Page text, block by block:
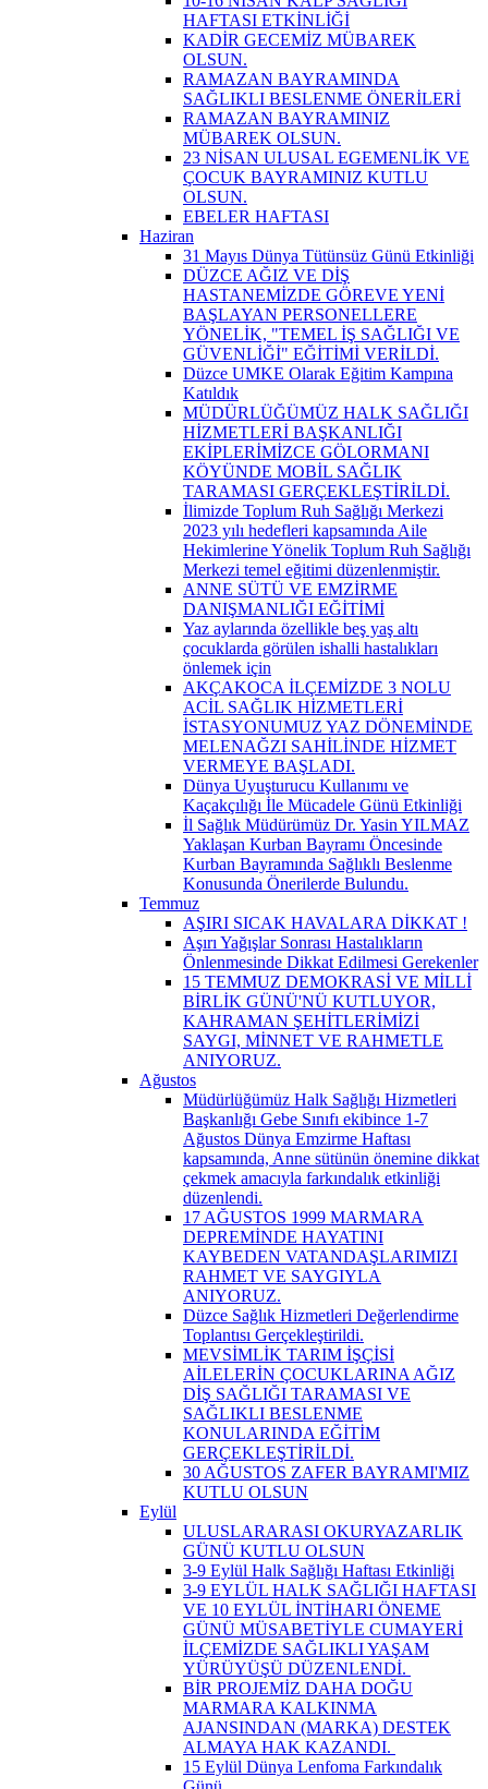
HAFTASI ETKİNLİĞİ
KADİR GECEMİZ MÜBAREK
OLSUN.
RAMAZAN BAYRAMINDA
SAĞLIKLI BESLENME ÖNERİLERİ
RAMAZAN BAYRAMINIZ
MÜBAREK OLSUN.
23 NİSAN ULUSAL EGEMENLİK VE
ÇOCUK BAYRAMINIZ KUTLU
OLSUN.
EBELER HAFTASI
Haziran
31 Mayıs Dünya Tütünsüz Günü Etkinliği
DÜZCE AĞIZ VE DİŞ
HASTANEMİZDE GÖREVE YENİ
BAŞLAYAN PERSONELLERE
YÖNELİK, "TEMEL İŞ SAĞLIĞI VE
GÜVENLİĞİ" EĞİTİMİ VERİLDİ.
Düzce UMKE Olarak Eğitim Kampına
Katıldık
MÜDÜRLÜĞÜMÜZ HALK SAĞLIĞI
HİZMETLERİ BAŞKANLIĞI
EKİPLERİMİZCE GÖLORMANI
KÖYÜNDE MOBİL SAĞLIK
TARAMASI GERÇEKLEŞTİRİLDİ.
İlimizde Toplum Ruh Sağlığı Merkezi
2023 yılı hedefleri kapsamında Aile
Hekimlerine Yönelik Toplum Ruh Sağlığı
Merkezi temel eğitimi düzenlenmiştir.
ANNE SÜTÜ VE EMZİRME
DANIŞMANLIĞI EĞİTİMİ
Yaz aylarında özellikle beş yaş altı
çocuklarda görülen ishalli hastalıkları
önlemek için
AKÇAKOCA İLÇEMİZDE 3 NOLU
ACİL SAĞLIK HİZMETLERİ
İSTASYONUMUZ YAZ DÖNEMİNDE
MELENAĞZI SAHİLİNDE HİZMET
VERMEYE BAŞLADI.
Dünya Uyuşturucu Kullanımı ve
Kaçakçılığı İle Mücadele Günü Etkinliği
İl Sağlık Müdürümüz Dr. Yasin YILMAZ
Yaklaşan Kurban Bayramı Öncesinde
Kurban Bayramında Sağlıklı Beslenme
Konusunda Önerilerde Bulundu.
Temmuz
AŞIRI SICAK HAVALARA DİKKAT !
Aşırı Yağışlar Sonrası Hastalıkların
Önlenmesinde Dikkat Edilmesi Gerekenler
15 TEMMUZ DEMOKRASİ VE MİLLİ
BİRLİK GÜNÜ'NÜ KUTLUYOR,
KAHRAMAN ŞEHİTLERİMİZİ
SAYGI, MİNNET VE RAHMETLE
ANIYORUZ.
Ağustos
Müdürlüğümüz Halk Sağlığı Hizmetleri
Başkanlığı Gebe Sınıfı ekibince 1-7
Ağustos Dünya Emzirme Haftası
kapsamında, Anne sütünün önemine dikkat
çekmek amacıyla farkındalık etkinliği
düzenlendi.
17 AĞUSTOS 1999 MARMARA
DEPREMİNDE HAYATINI
KAYBEDEN VATANDAŞLARIMIZI
RAHMET VE SAYGIYLA
ANIYORUZ.
Düzce Sağlık Hizmetleri Değerlendirme
Toplantısı Gerçekleştirildi.
MEVSİMLİK TARIM İŞÇİSİ
AİLELERİN ÇOCUKLARINA AĞIZ
DİŞ SAĞLIĞI TARAMASI VE
SAĞLIKLI BESLENME
KONULARINDA EĞİTİM
GERÇEKLEŞTİRİLDİ.
30 AĞUSTOS ZAFER BAYRAMI'MIZ
KUTLU OLSUN
Eylül
ULUSLARARASI OKURYAZARLIK
GÜNÜ KUTLU OLSUN
3-9 Eylül Halk Sağlığı Haftası Etkinliği
3-9 EYLÜL HALK SAĞLIĞI HAFTASI
VE 10 EYLÜL İNTİHARI ÖNEME
GÜNÜ MÜSABETİYLE CUMAYERİ
İLÇEMİZDE SAĞLIKLI YAŞAM
YÜRÜYÜŞÜ DÜZENLENDİ. ​
BİR PROJEMİZ DAHA DOĞU
MARMARA KALKINMA
AJANSINDAN (MARKA) DESTEK
ALMAYA HAK KAZANDI. ​
15 Eylül Dünya Lenfoma Farkındalık